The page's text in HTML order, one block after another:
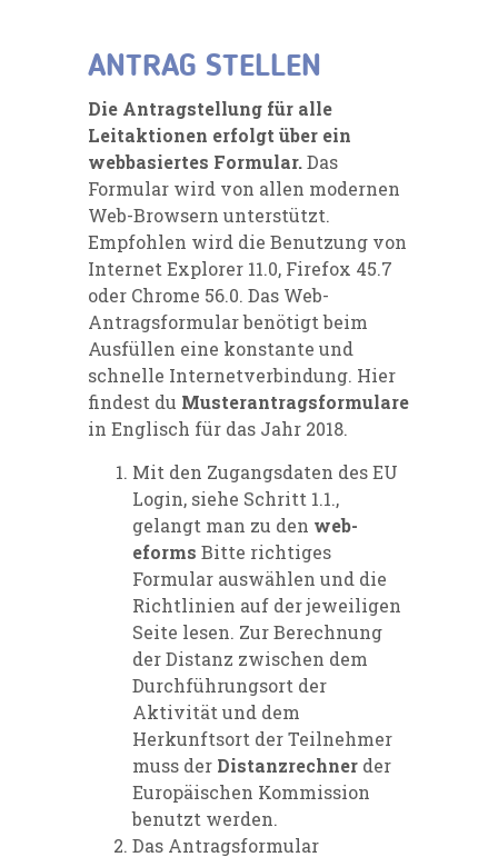
ANTRAG STELLEN
Die Antragstellung für alle
Leitaktionen erfolgt über ein
webbasiertes Formular.Das
Formular wird von allen modernen
Web-Browsern unterstützt.
Empfohlen wird die Benutzung von
Internet Explorer 11.0, Firefox 45.7
oder Chrome 56.0. Das Web-
Antragsformular benötigt beim
Ausfüllen eine konstante und
schnelle Internetverbindung. Hier
findest du Musterantragsformulare
in Englisch für das Jahr 2018.
Mit den Zugangsdaten des EU
Login, siehe Schritt 1.1.,
gelangt man zu den web-
eforms Bitte richtiges
Formular auswählen und die
Richtlinien auf der jeweiligen
Seite lesen. Zur Berechnung
der Distanz zwischen dem
Durchführungsort der
Aktivität und dem
Herkunftsort der Teilnehmer
muss der Distanzrechner der
Europäischen Kommission
benutzt werden.
Das Antragsformular